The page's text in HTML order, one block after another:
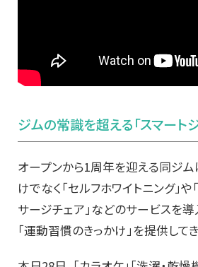
ジムの常識を超える「スマート
オープンから1周年を迎える同ジム
けでなく「セルフホワイトニング」や
サージチェア」などのサービスを導
「運動習慣のきっかけ」を提供して